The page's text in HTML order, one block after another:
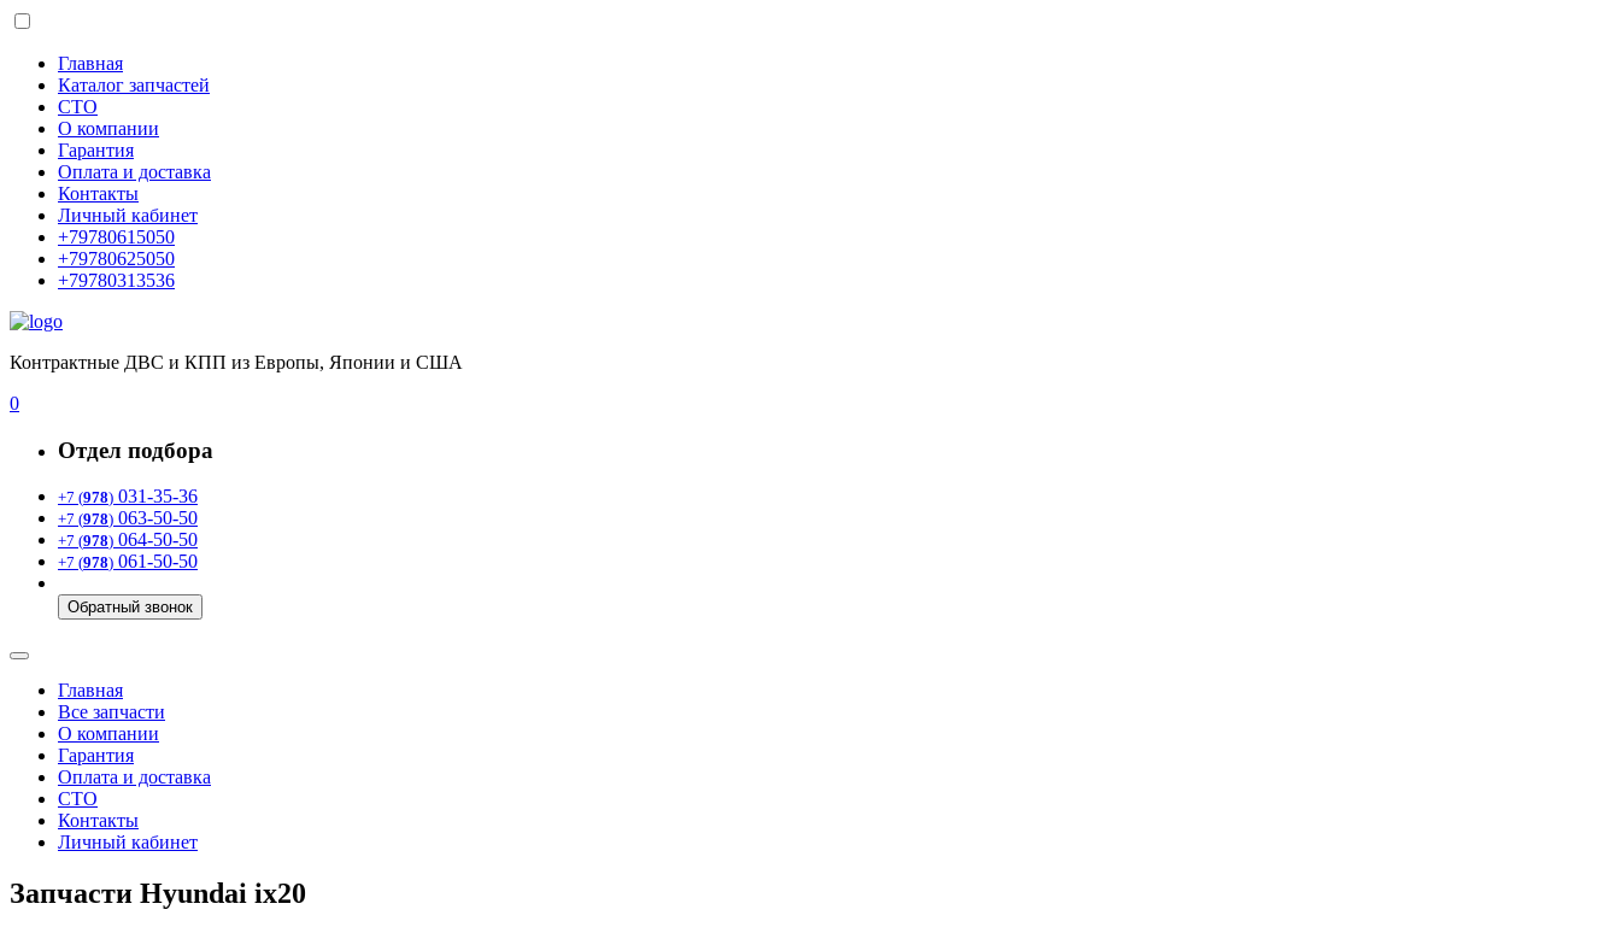
Главная
Каталог запчастей
СТО
О компании
Гарантия
Оплата и доставка
Контакты
Личный кабинет
+79780615050
+79780625050
+79780313536
Контрактные ДВС и КПП из Европы, Японии и США
0
Отдел подбора
+7 (978) 031-35-36
+7 (978) 063-50-50
+7 (978) 064-50-50
+7 (978) 061-50-50
Обратный звонок
Главная
Все запчасти
О компании
Гарантия
Оплата и доставка
СТО
Контакты
Личный кабинет
Запчасти Hyundai ix20